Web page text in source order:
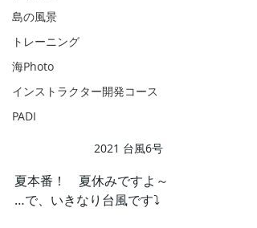
島の風景
トレーニング
海Photo
インストラクター開発コース
PADI
2021 台風6号
夏本番！　夏休みですよ～
…で、いきなり台風です⤵